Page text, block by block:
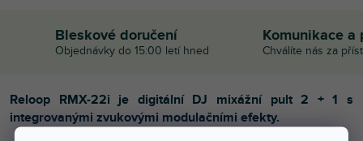
Bleskové doručení
Objednávky do 15:00 letí hned
Komunikace a
Chválíte nás za
Reloop RMX-22i je digitální DJ mixážní pult 2 + 1 s
integrovanými zvukovými modulačními efekty.